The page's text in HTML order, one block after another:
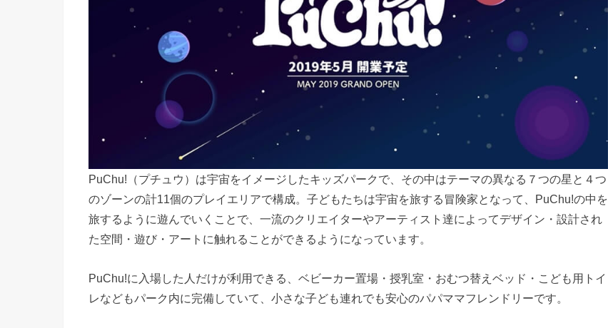
PuChu!（プチュウ）は宇宙をイメージしたキッズパークで、その中はテーマの異なる７つの星と４つ
のゾーンの計11個のプレイエリアで構成。子どもたちは宇宙を旅する冒険家となって、PuChu!の中を
旅するように遊んでいくことで、一流のクリエイターやアーティスト達によってデザイン・設計され
た空間・遊び・アートに触れることができるようになっています。
PuChu!に入場した人だけが利用できる、ベビーカー置場・授乳室・おむつ替えベッド・こども用トイ
レなどもパーク内に完備していて、小さな子ども連れでも安心のパパママフレンドリーです。